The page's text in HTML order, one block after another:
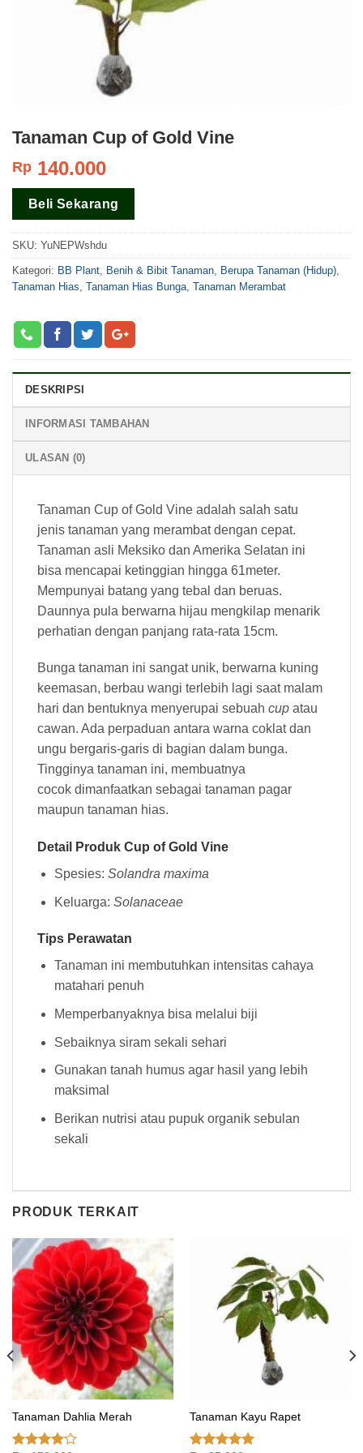
Tanaman Cup of Gold Vine
Rp 140.000
Beli Sekarang
SKU: YuNEPWshdu
Kategori: BB Plant Benih & Bibit Tanaman Berupa Tanaman (Hidup)
Tanaman Hias Tanaman Hias Bunga Tanaman Merambat
DESKRIPSI
INFORMASI TAMBAHAN
ULASAN (0)
Tanaman Cup of Gold Vine adalah salah satu
jenis tanaman yang merambat dengan cepat.
Tanaman asli Meksiko dan Amerika Selatan ini
bisa mencapai ketinggian hingga 61meter.
Mempunyai batang yang tebal dan beruas.
Daunnya pula berwarna hijau mengkilap menarik
perhatian dengan panjang rata-rata 15cm.
Bunga tanaman ini sangat unik, berwarna kuning
keemasan, berbau wangi terlebih lagi saat malam
hari dan bentuknya menyerupai sebuah cup atau
cawan. Ada perpaduan antara warna coklat dan
ungu bergaris-garis di bagian dalam bunga.
Tingginya tanaman ini, membuatnya
cocok dimanfaatkan sebagai tanaman pagar
maupun tanaman hias.
Detail Produk Cup of Gold Vine
Spesies: Solandra maxima
Keluarga: Solanaceae
Tips Perawatan
Tanaman ini membutuhkan intensitas cahaya
matahari penuh
Memperbanyaknya bisa melalui biji
Sebaiknya siram sekali sehari
Gunakan tanah humus agar hasil yang lebih
maksimal
Berikan nutrisi atau pupuk organik sebulan
sekali
PRODUK TERKAIT
Tanaman Dahlia Merah Tanaman Kayu Rapet